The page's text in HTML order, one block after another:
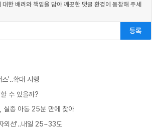
한 배려와 책임을 담아 깨끗한 댓글 환경에 동참해 주세
등록
스'‥확대 시행
수 있을까?
실종 아동 25분 만에 찾아
외선'‥내일 25~33도